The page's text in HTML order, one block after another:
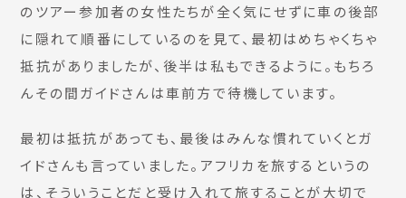
のツアー参加者の女性たちが全く気にせずに車の後部
に隠れて順番にしているのを見て、最初はめちゃくちゃ
抵抗がありましたが、後半は私もできるように。もちろ
んその間ガイドさんは車前方で待機しています。
最初は抵抗があっても、最後はみんな慣れていくとガ
イドさんも言っていました。アフリカを旅するというの
は、そういうことだと受け入れて旅することが大切で